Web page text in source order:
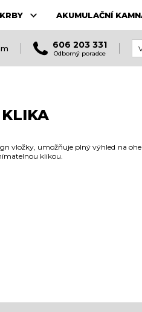
AKUMULAČNÍ
606 203 331
Odborný poradce
vložky, umožňuje plný výhled na
klikou.